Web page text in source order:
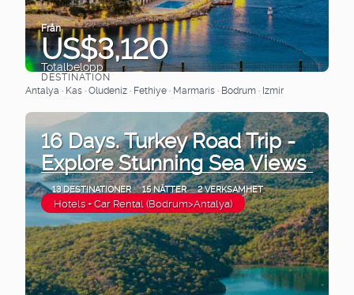
Från
US$3,120
Totalbelopp
Se
DESTINATION
Antalya · Kas · Oludeniz · Fethiye · Marmaris · Bodrum · Izmir
16 Days. Turkey Road Trip -
Explore Stunning Sea Views
13 DESTINATIONER 15 NÄTTER 2 VERKSAMHET
Hotels + Car Rental (Bodrum>Antalya)